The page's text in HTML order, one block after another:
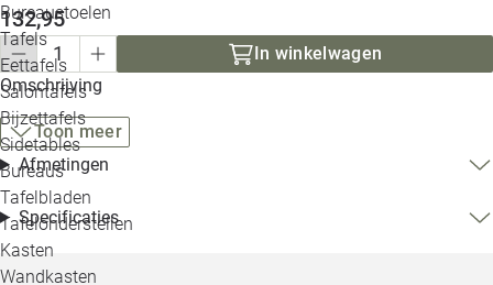
Bureaustoelen
Tafels
Eettafels
Salontafels
Bijzettafels
Sidetables
Bureaus
Tafelbladen
Tafelonderstellen
Kasten
Wandkasten
Alle
132,95
In winkelwagen
Omschrijving
Toon meer
Afmetingen
Specificaties